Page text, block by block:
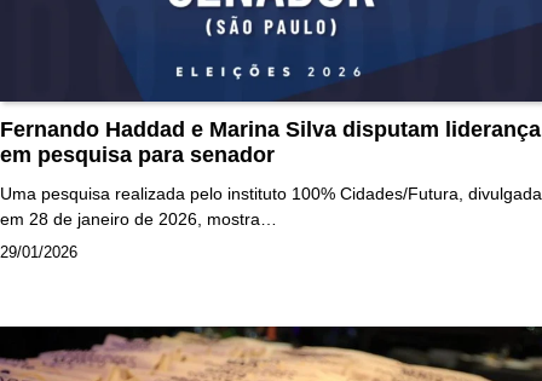
Fernando Haddad e Marina Silva disputam liderança
em pesquisa para senador
Uma pesquisa realizada pelo instituto 100% Cidades/Futura, divulgada
em 28 de janeiro de 2026, mostra…
29/01/2026